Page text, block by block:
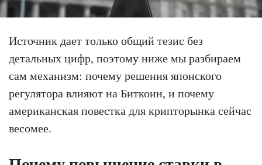
Источник дает только общий тезис без
детальных цифр, поэтому ниже мы разбираем
сам механизм: почему решения японского
регулятора влияют на Биткоин, и почему
американская повестка для крипторынка сейчас
весомее.